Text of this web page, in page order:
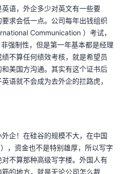
语，外企多少对英文有一些要
求会低一点。公司每年出钱组织
Communication ）考试，
强制性，但是第一年基本都是经理
不算任何绩效考核，就是希望员
美国方沟通。其实有这个证书后
语就不会成为去外企的拦路虎，
企！在硅谷的规模不大，在中国
，资金也不是特别雄厚，所以写字
不算那种高级写字楼。外国人有
的地方，就是无论公司怎么裁